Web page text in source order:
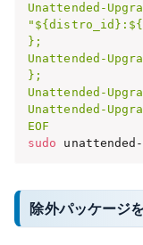
Unattended-
};
Unattended-
};
Unattended-
Unattended-
EOF
sudo
除外パッケージ